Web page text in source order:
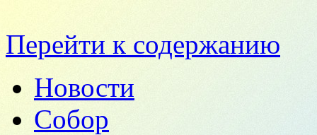
Перейти к содержанию
Новости
Собор